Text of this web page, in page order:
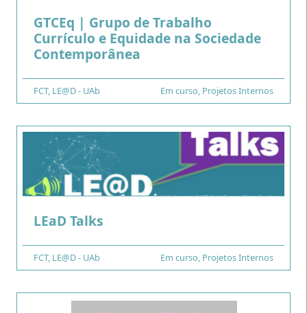
GTCEq | Grupo de Trabalho
Currículo e Equidade na Sociedade
Contemporânea
Financiamento
FCT, LE@D - UAb
Tipo Em curso, Projetos Internos
LEaD Talks
Financiamento
FCT, LE@D - UAb
Tipo Em curso, Projetos Internos